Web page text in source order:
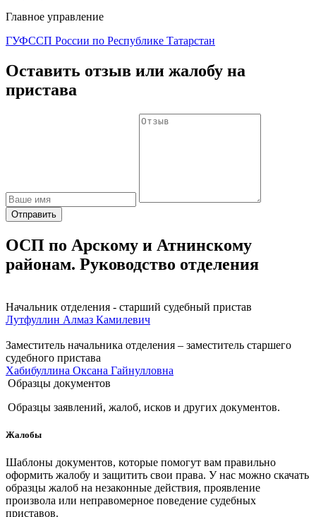
Главное управление
ГУФССП России по Республике Татарстан
Оставить отзыв или жалобу на
пристава
Отправить
ОСП по Арскому и Атнинскому
районам. Руководство отделения
Начальник отделения - старший судебный пристав
Лутфуллин Алмаз Камилевич
Заместитель начальника отделения – заместитель старшего
судебного пристава
Хабибуллина Оксана Гайнулловна
Образцы документов
Образцы заявлений, жалоб, исков и других документов.
Жалобы
Шаблоны документов, которые помогут вам правильно
оформить жалобу и защитить свои права. У нас можно скачать
образцы жалоб на незаконные действия, проявление
произвола или неправомерное поведение судебных
приставов.